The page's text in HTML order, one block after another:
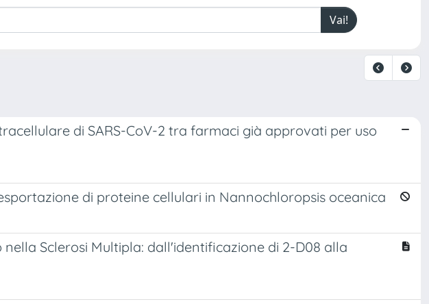
di SARS-CoV-2 tra farmaci già approvati per uso
di proteine cellulari in Nannochloropsis oceanica
Sclerosi Multipla: dall'identificazione di 2-D08 alla